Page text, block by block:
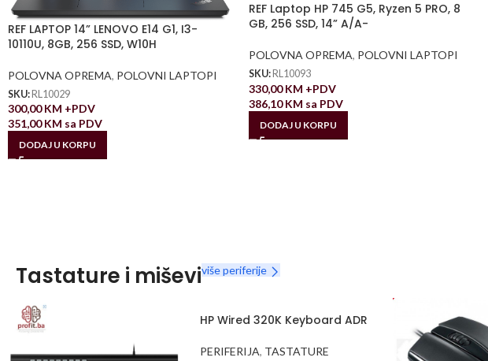
REF LAPTOP 14” LENOVO E14 G1, I3-
10110U, 8GB, 256 SSD, W10H
POLOVNA OPREMA, POLOVNI LAPTOPI
SKU: RL10029
300,00KM +PDV
351,00KM sa PDV
DODAJ U KORPU
REF Laptop HP 745 G5, Ryzen 5 PRO, 8
GB, 256 SSD, 14” A/A-
POLOVNA OPREMA, POLOVNI LAPTOPI
SKU: RL10093
330,00KM +PDV
386,10KM sa PDV
DODAJ U KORPU
Tastature i miševiviše periferije
HP Wired 320K Keyboard ADR
PERIFERIJA, TASTATURE